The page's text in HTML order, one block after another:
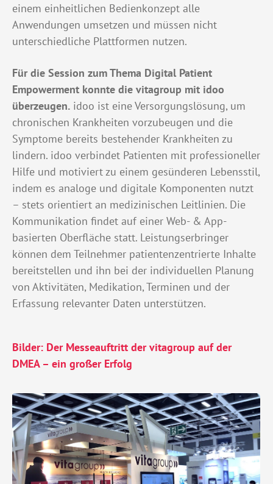
einem einheitlichen Bedienkonzept alle
Anwendungen umsetzen und müssen nicht
unterschiedliche Plattformen nutzen.
Für die Session zum Thema Digital Patient
Empowerment konnte die vitagroup mit idoo
überzeugen. idoo ist eine Versorgungslösung, um
chronischen Krankheiten vorzubeugen und die
Symptome bereits bestehender Krankheiten zu
lindern. idoo verbindet Patienten mit professioneller
Hilfe und motiviert zu einem gesünderen Lebensstil,
indem es analoge und digitale Komponenten nutzt
– stets orientiert an medizinischen Leitlinien. Die
Kommunikation findet auf einer Web- & App-
basierten Oberfläche statt. Leistungserbringer
können dem Teilnehmer patientenzentrierte Inhalte
bereitstellen und ihn bei der individuellen Planung
von Aktivitäten, Medikation, Terminen und der
Erfassung relevanter Daten unterstützen.
Bilder: Der Messeauftritt der vitagroup auf der
DMEA – ein großer Erfolg